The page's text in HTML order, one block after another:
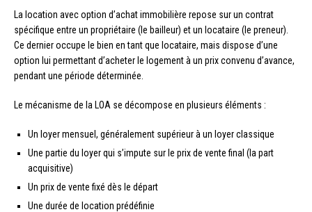
La location avec option d’achat immobilière repose sur un contrat
spécifique entre un propriétaire (le bailleur) et un locataire (le preneur).
Ce dernier occupe le bien en tant que locataire, mais dispose d’une
option lui permettant d’acheter le logement à un prix convenu d’avance,
pendant une période déterminée.
Le mécanisme de la LOA se décompose en plusieurs éléments :
Un loyer mensuel, généralement supérieur à un loyer classique
Une partie du loyer qui s’impute sur le prix de vente final (la part
acquisitive)
Un prix de vente fixé dès le départ
Une durée de location prédéfinie